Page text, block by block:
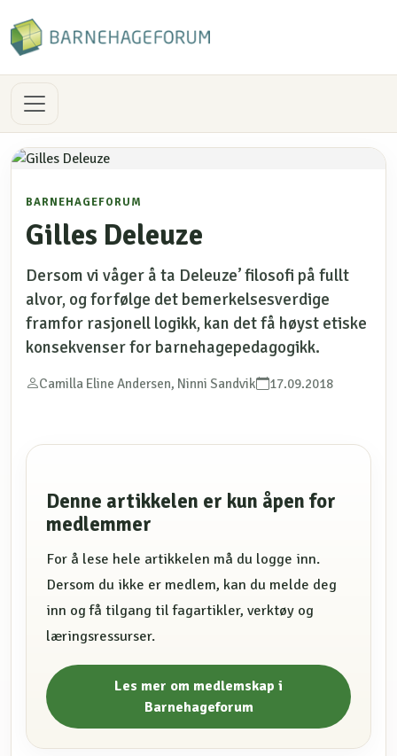
BARNEHAGEFORUM
Gilles Deleuze
Dersom vi våger å ta Deleuze’ filosofi på fullt
alvor, og forfølge det bemerkelsesverdige
framfor rasjonell logikk, kan det få høyst etiske
konsekvenser for barnehagepedagogikk.
Camilla Eline Andersen, Ninni Sandvik 17.09.2018
Denne artikkelen er kun åpen for
medlemmer
For å lese hele artikkelen må du logge inn.
Dersom du ikke er medlem, kan du melde deg
inn og få tilgang til fagartikler, verktøy og
læringsressurser.
Les mer om medlemskap i
Barnehageforum